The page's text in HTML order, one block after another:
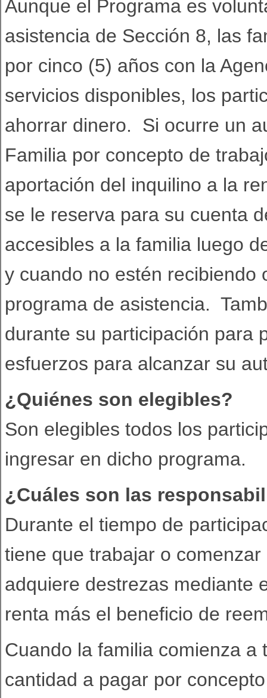
Aunque el Programa es
asistencia de Sección 8, las
por cinco (5) años con la
servicios disponibles, los
ahorrar dinero. Si ocurre un
Familia por concepto de
aportación del inquilino a la
se le reserva para su cuenta
accesibles a la familia luego
y cuando no estén recibiendo
programa de asistencia.
durante su participación para
esfuerzos para alcanzar su
¿Quiénes son elegibles?
Son elegibles todos los
ingresar en dicho programa.
¿Cuáles son las
Durante el tiempo de
tiene que trabajar o
adquiere destrezas mediante
renta más el beneficio de
Cuando la familia comienza a
cantidad a pagar por